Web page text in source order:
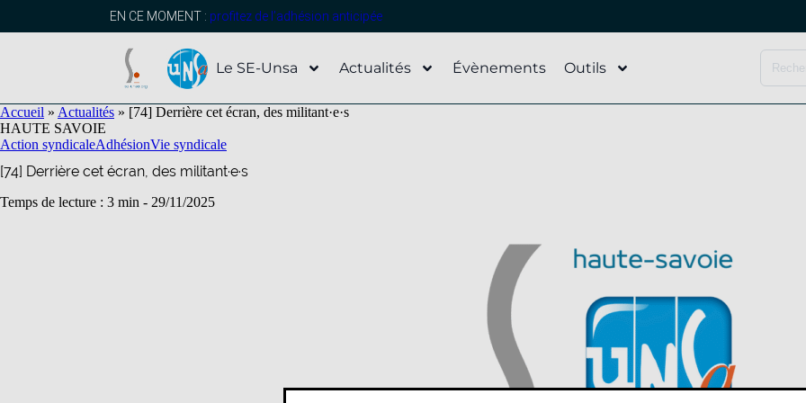
EN CE MOMENT : profitez de l’adhésion anticipée
Le SE-Unsa Actualités Évènements Outils
Accueil » Actualités » [74] Derrière cet écran, des militant·e·s
HAUTE SAVOIE
Action syndicaleAdhésionVie syndicale
[74] Derrière cet écran, des militant·e·s
Temps de lecture : 3 min - 29/11/2025